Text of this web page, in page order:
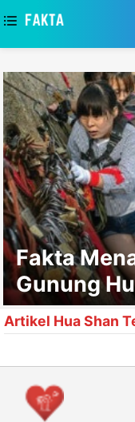
Fakta
Gunung
Artikel Hua Shan